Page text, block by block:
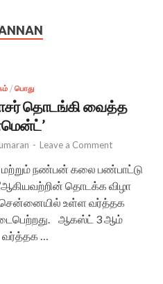
/ பொது
தொடங்கி வைத்த
- Leave a Comment
நண்பன் கலை பண்பாட்டு
தொடக்க விழா
சென்னையில் உள்ள வர்த்தக
ஆகஸ்ட் 3 ஆம்
…